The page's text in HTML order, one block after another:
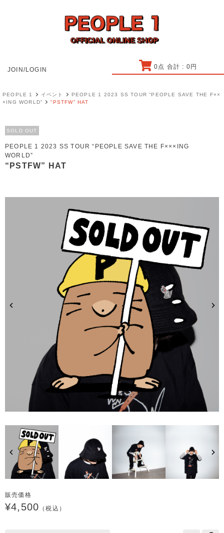
JOIN/LOGIN 0 点 合計 : 0円
PEOPLE 1 イベント
PEOPLE 1 2023 SS TOUR “PEOPLE SAVE THE F××
×ING WORLD”
“PSTFW” HAT
SOLD OUT
PEOPLE 1 2023 SS TOUR “PEOPLE SAVE THE F×××ING
WORLD”
“PSTFW” HAT
販売価格
¥4,500 （税込）